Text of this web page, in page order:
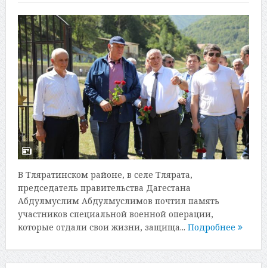
В Тляратинском районе, в селе Тлярата,
председатель правительства Дагестана
Абдулмуслим Абдулмуслимов почтил память
участников специальной военной операции,
которые отдали свои жизни, защища... Подробнее